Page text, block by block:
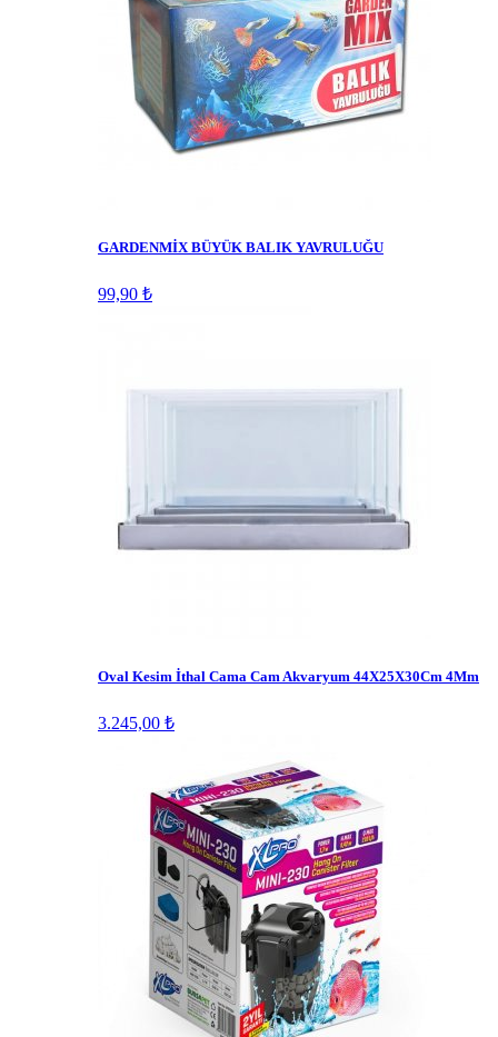
GARDENMİX BÜYÜK BALIK YAVRULUĞU
99,90 ₺
Oval Kesim İthal Cama Cam Akvaryum 44X25X30Cm 4Mm
3.245,00 ₺